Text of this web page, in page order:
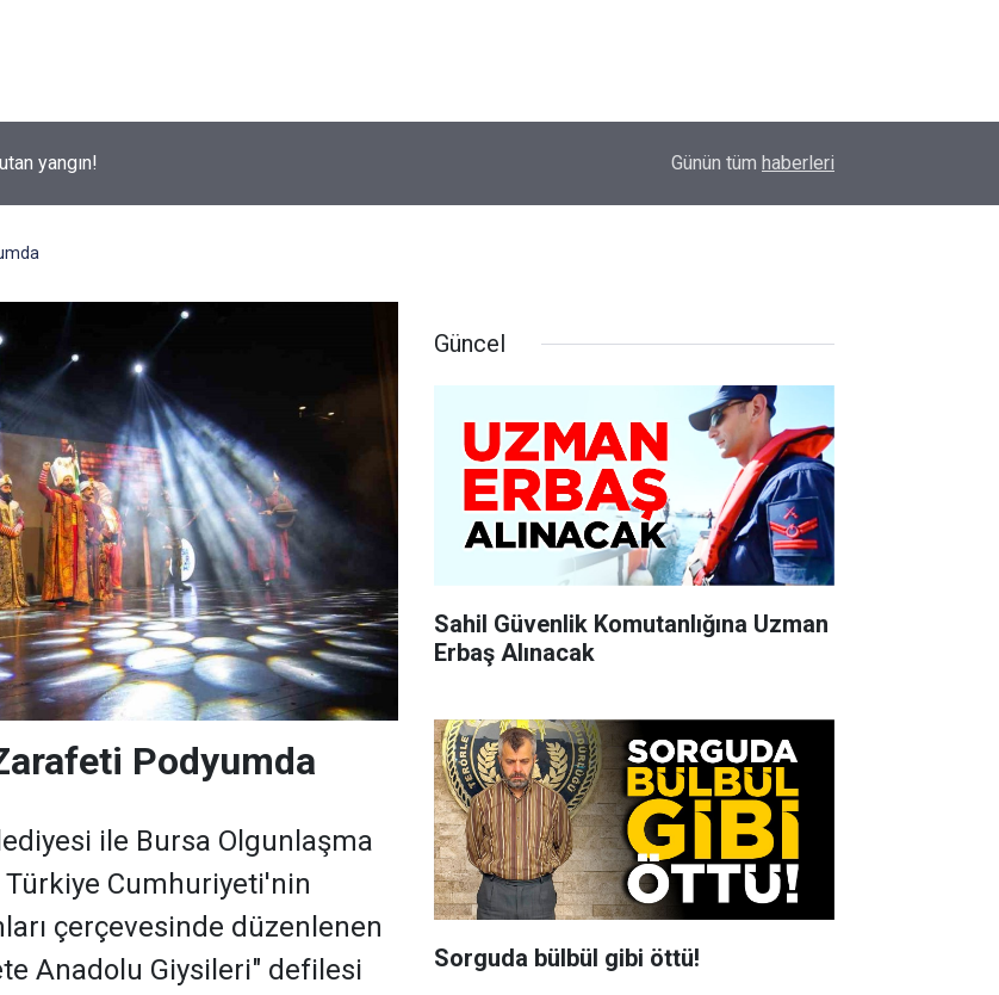
yangın! ERTUĞRUL OCAĞI'NDAN KOCAELİ’NE ZİYARET
Günün tüm haberleri
Podyumda
ile Bursa Olgunlaşma
Cumhuriyeti'nin
çerçevesinde düzenlenen
Anadolu Giysileri" defilesi
Güncel
Sahil Güvenlik Komutanlığına Uzman
Erbaş Alınacak
Sorguda bülbül gibi öttü!